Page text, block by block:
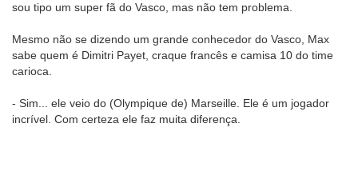
sou tipo um super fã do Vasco, mas não tem problema.
Mesmo não se dizendo um grande conhecedor do Vasco, Max
sabe quem é Dimitri Payet, craque francês e camisa 10 do time
carioca.
- Sim... ele veio do (Olympique de) Marseille. Ele é um jogador
incrível. Com certeza ele faz muita diferença.